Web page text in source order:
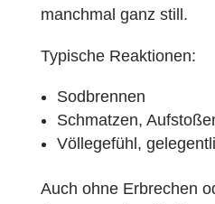
manchmal ganz still.
Typische Reaktionen:
Sodbrennen
Schmatzen,
Völlegefühl,
Auch ohne Erbrechen